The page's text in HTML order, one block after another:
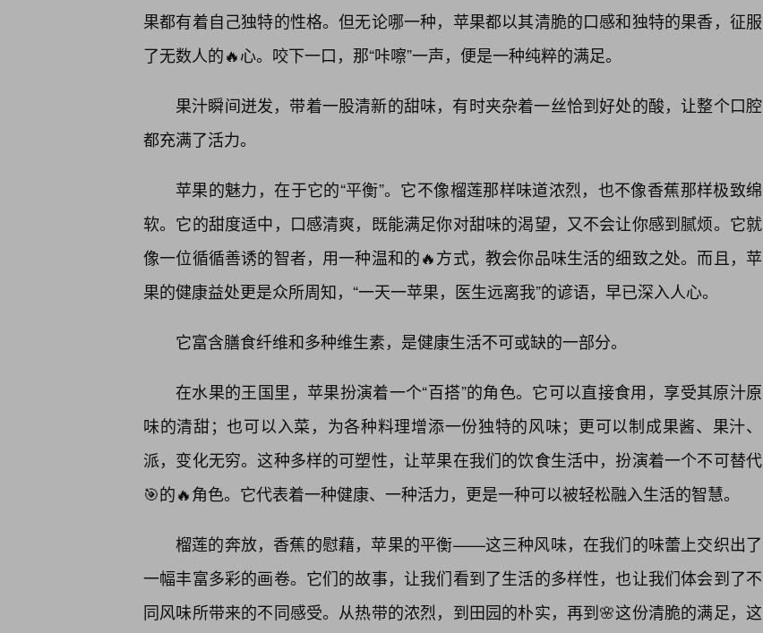
果都有着自己独特的性格。但无论哪一种，苹果都以其清脆的口感和独特的果香，征服
了无数人的🔥心。咬下一口，那“咔嚓”一声，便是一种纯粹的满足。
果汁瞬间迸发，带着一股清新的甜味，有时夹杂着一丝恰到好处的酸，让整个口腔
都充满了活力。
苹果的魅力，在于它的“平衡”。它不像榴莲那样味道浓烈，也不像香蕉那样极致绵
软。它的甜度适中，口感清爽，既能满足你对甜味的渴望，又不会让你感到腻烦。它就
像一位循循善诱的智者，用一种温和的🔥方式，教会你品味生活的细致之处。而且，苹
果的健康益处更是众所周知，“一天一苹果，医生远离我”的谚语，早已深入人心。
它富含膳食纤维和多种维生素，是健康生活不可或缺的一部分。
在水果的王国里，苹果扮演着一个“百搭”的角色。它可以直接食用，享受其原汁原
味的清甜；也可以入菜，为各种料理增添一份独特的风味；更可以制成果酱、果汁、
派，变化无穷。这种多样的可塑性，让苹果在我们的饮食生活中，扮演着一个不可替代
🎯的🔥角色。它代表着一种健康、一种活力，更是一种可以被轻松融入生活的智慧。
榴莲的奔放，香蕉的慰藉，苹果的平衡——这三种风味，在我们的味蕾上交织出了
一幅丰富多彩的画卷。它们的故事，让我们看到了生活的多样性，也让我们体会到了不
同风味所带来的不同感受。从热带的浓烈，到田园的朴实，再到🌸这份清脆的满足，这